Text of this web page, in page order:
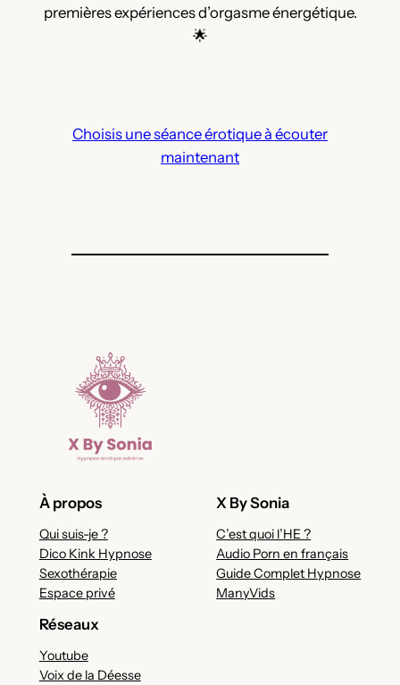
premières expériences d’orgasme énergétique.
🌟
Choisis une séance érotique à écouter
maintenant
À propos
Qui suis-je ?
Dico Kink Hypnose
Sexothérapie
Espace privé
X By Sonia
C’est quoi l’HE ?
Audio Porn en français
Guide Complet Hypnose
ManyVids
Réseaux
Youtube
Voix de la Déesse